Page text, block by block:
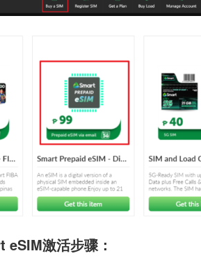
eSIM激活步骤：